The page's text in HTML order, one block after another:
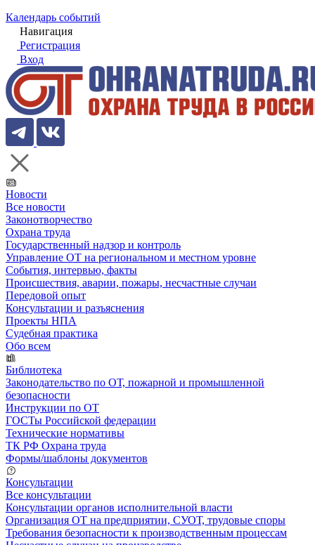
Календарь событий
Навигация
Регистрация
Вход
Новости
Все новости
Законотворчество
Охрана труда
Государственный надзор и контроль
Управление ОТ на региональном и местном уровне
События, интервью, факты
Происшествия, аварии, пожары, несчастные случаи
Передовой опыт
Консультации и разъяснения
Проекты НПА
Судебная практика
Обо всем
Библиотека
Законодательство по ОТ, пожарной и промышленной
безопасности
Инструкции по ОТ
ГОСТы Российской федерации
Технические нормативы
ТК РФ Охрана труда
Формы/шаблоны документов
Консультации
Все консультации
Консультации органов исполнительной власти
Организация ОТ на предприятии, СУОТ, трудовые споры
Требования безопасности к производственным процессам